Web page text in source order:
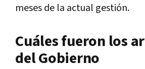
meses de la actual gestión.
Cuáles fueron los
del Gobierno